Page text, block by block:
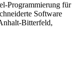
Programmierung für
Software
Bitterfeld,